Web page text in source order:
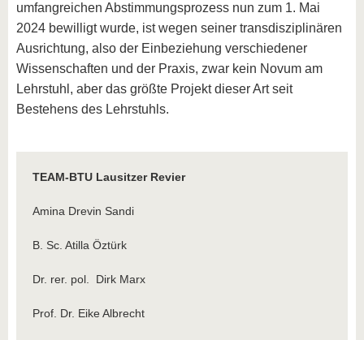
umfangreichen Abstimmungsprozess nun zum 1. Mai
2024 bewilligt wurde, ist wegen seiner transdisziplinären
Ausrichtung, also der Einbeziehung verschiedener
Wissenschaften und der Praxis, zwar kein Novum am
Lehrstuhl, aber das größte Projekt dieser Art seit
Bestehens des Lehrstuhls.
TEAM-BTU Lausitzer Revier
Amina Drevin Sandi
B. Sc. Atilla Öztürk
Dr. rer. pol. Dirk Marx
Prof. Dr. Eike Albrecht